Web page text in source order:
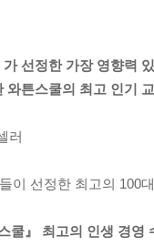
가 선정한 가장 영향력
와튼스쿨의 최고 인기
러
이 선정한 최고의 100
쿨』 최고의 인생 경영